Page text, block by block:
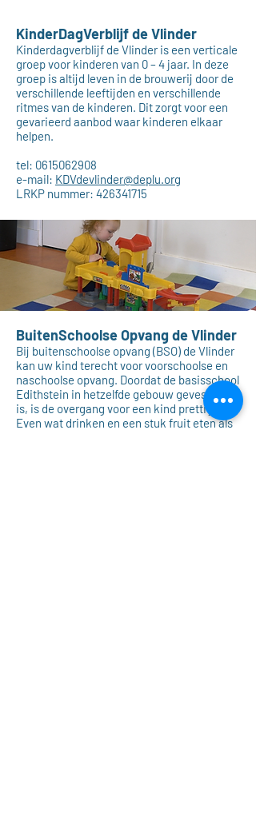
KinderDagVerblijf de Vlinder
Kinderdagverblijf de Vlinder is een verticale
groep voor kinderen van 0 – 4 jaar. In deze
groep is altijd leven in de brouwerij door de
verschillende leeftijden en verschillende
ritmes van de kinderen. Dit zorgt voor een
gevarieerd aanbod waar kinderen elkaar
helpen.
tel: 0615062908
e-mail: KDVdevlinder@deplu.org
LRKP nummer: 426341715
BuitenSchoolse Opvang de Vlinder
Bij buitenschoolse opvang (BSO) de Vlinder
kan uw kind terecht voor voorschoolse en
naschoolse opvang. Doordat de basisschool
Edithstein in hetzelfde gebouw gevestigd
is, is de overgang voor een kind prettig.
Even wat drinken en een stuk fruit eten als